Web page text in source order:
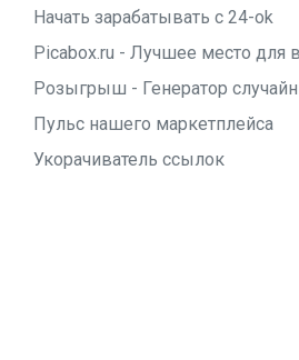
Начать зарабатывать с 24-ok
Picabox.ru - Лучшее место для
Розыгрыш - Генератор
Пульс нашего маркетплейса
Укорачиватель ссылок